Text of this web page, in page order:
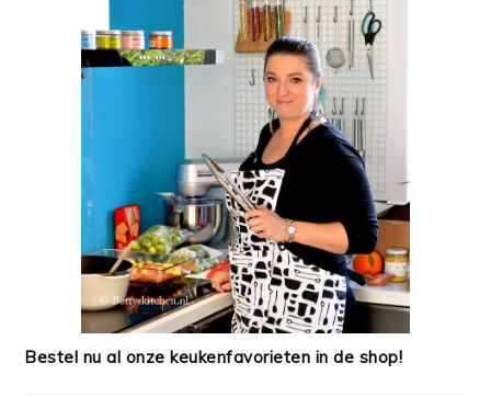
Bestel nu al onze keukenfavorieten in de shop!